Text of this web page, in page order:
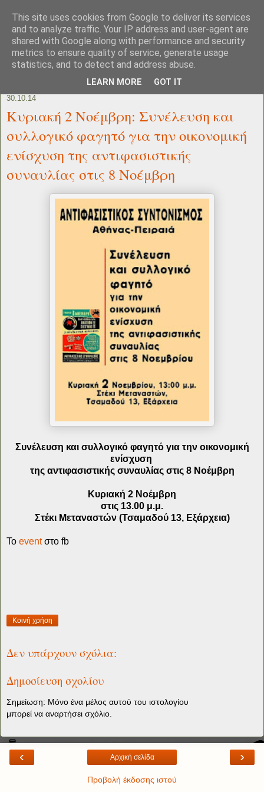
30.10.14
Κυριακή 2 Νοέμβρη: Συνέλευση και
συλλογικό φαγητό για την οικονομική
ενίσχυση της αντιφασιστικής
συναυλίας στις 8 Νοέμβρη
Συνέλευση και συλλογικό φαγητό για την οικονομική
ενίσχυση
της αντιφασιστικής συναυλίας στις 8 Νοέμβρη
Κυριακή 2 Νοέμβρη
στις 13.00 μ.μ.
Στέκι Μεταναστών (Τσαμαδού 13, Εξάρχεια)
Το eventστο fb
Κοινή χρήση
Δεν υπάρχουν σχόλια:
Δημοσίευση σχολίου
Σημείωση: Μόνο ένα μέλος αυτού του ιστολογίου
μπορεί να αναρτήσει σχόλιο.
‹ ›
Αρχική σελίδα
Προβολή έκδοσης ιστού
This site uses cookies from Google to deliver its services
and to analyze traffic. Your IP address and user-agent are
shared with Google along with performance and security
metrics to ensure quality of service, generate usage
statistics, and to detect and address abuse.
LEARN MORE GOT IT